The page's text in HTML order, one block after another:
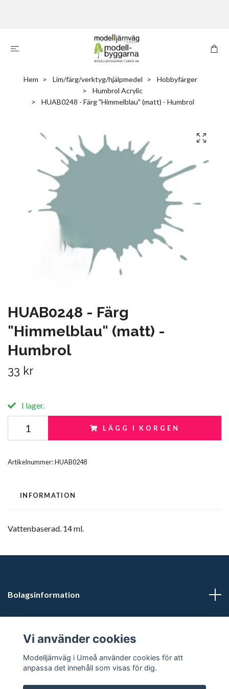
Hem Lim/färg/verktyg/hjälpmedel
Hobbyfärger
Humbrol Acrylic
HUAB0248 - Färg "Himmelblau" (matt) - Humbrol
HUAB0248 - Färg
"Himmelblau" (matt) -
Humbrol
33 kr
I lager.
LÄGG I KORGEN
Artikelnummer:HUAB0248
INFORMATION
Vattenbaserad. 14 ml.
Bolagsinformation
Butikstider: Vardagar kl 12.00-15.00. Övrig tid efter
överenskommelse.
Vi använder cookies
Modelljärnväg i Umeå använder cookies för att
anpassa det innehåll som visas för dig.